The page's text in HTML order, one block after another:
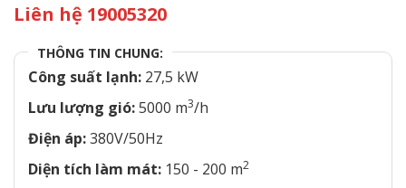
Liên hệ 19005320
THÔNG TIN CHUNG:
Công suất lạnh: 27,5 kW
Lưu lượng gió:5000 m3/h
Điện áp:380V/50Hz
Diện tích làm mát: 150 - 200 m2